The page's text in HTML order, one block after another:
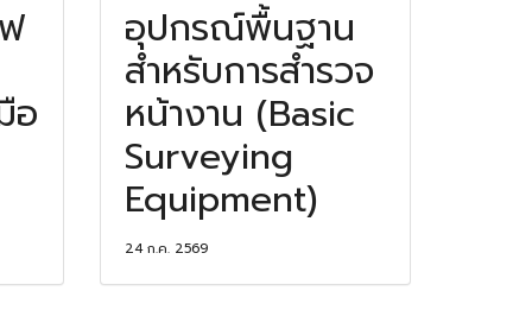
อ
อุปกรณ์พื้นฐาน
สำหรับการสำรวจ
หน้างาน (Basic
Surveying
Equipment)
24 ก.ค. 2569